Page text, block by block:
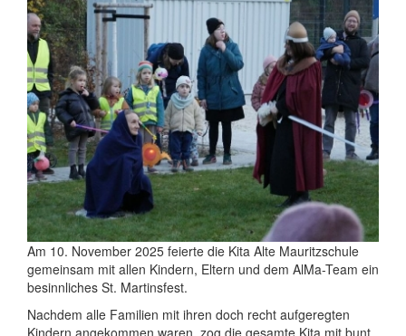
Am 10. November 2025 feierte die Kita Alte Mauritzschule
gemeinsam mit allen Kindern, Eltern und dem AlMa-Team ein
besinnliches St. Martinsfest.
Nachdem alle Familien mit ihren doch recht aufgeregten
Kindern angekommen waren, zog die gesamte Kita mit bunt